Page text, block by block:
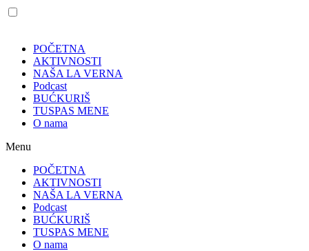
POČETNA
AKTIVNOSTI
NAŠA LA VERNA
Podcast
BUĆKURIŠ
TUSPAS MENE
O nama
Menu
POČETNA
AKTIVNOSTI
NAŠA LA VERNA
Podcast
BUĆKURIŠ
TUSPAS MENE
O nama